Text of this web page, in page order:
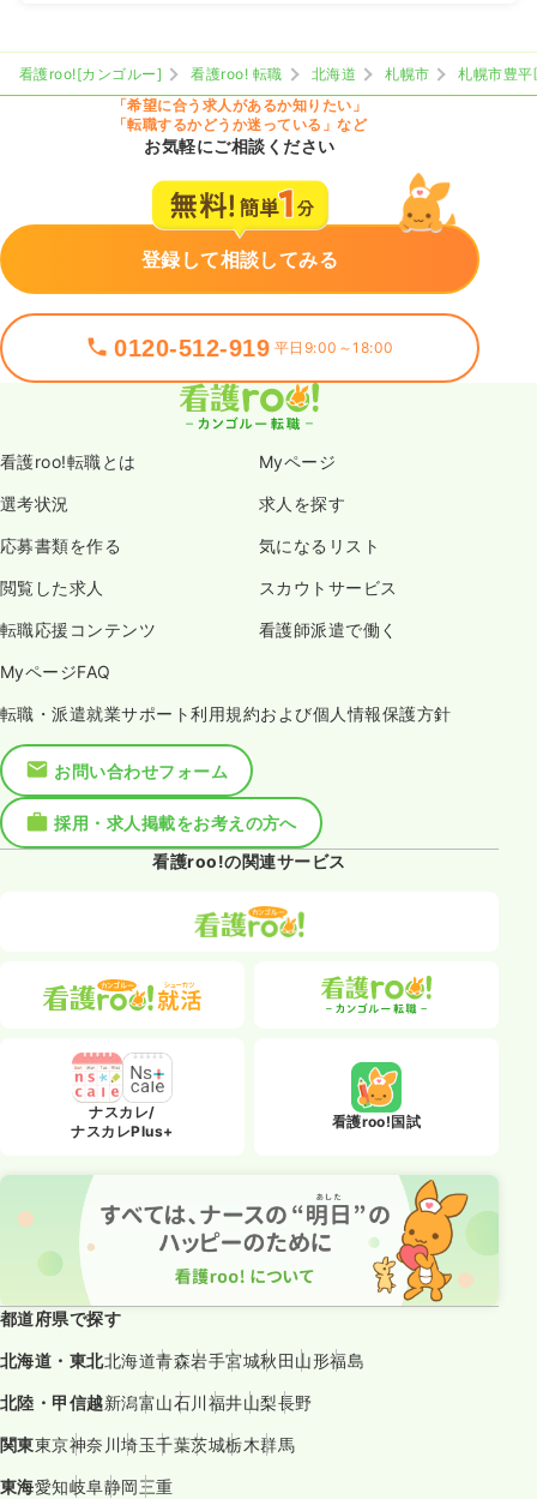
看護roo![カンゴルー] 看護roo! 転職 北海道 札幌市
札幌市豊平
「希望に合う求人があるか知りたい」
「転職するかどうか迷っている」など
お気軽にご相談ください
登録して相談してみる
0120-512-919 平日9:00～18:00
看護roo!転職とは Myページ
選考状況 求人を探す
応募書類を作る 気になるリスト
閲覧した求人 スカウトサービス
転職応援コンテンツ 看護師派遣で働く
MyページFAQ
転職・派遣就業サポート利用規約および個人情報保護方針
お問い合わせフォーム
採用・求人掲載をお考えの方へ
看護roo!の関連サービス
ナスカレ/
ナスカレPlus+
看護roo!国試
都道府県で探す
北海道・東北北海道青森岩手宮城秋田山形福島
北陸・甲信越新潟富山石川福井山梨長野
関東東京神奈川埼玉千葉茨城栃木群馬
東海愛知岐阜静岡三重